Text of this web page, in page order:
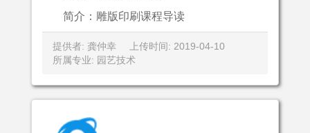
简介：雕版印刷课程导读
提供者: 龚仲幸
上传时间: 2019-04-10
所属专业: 园艺技术